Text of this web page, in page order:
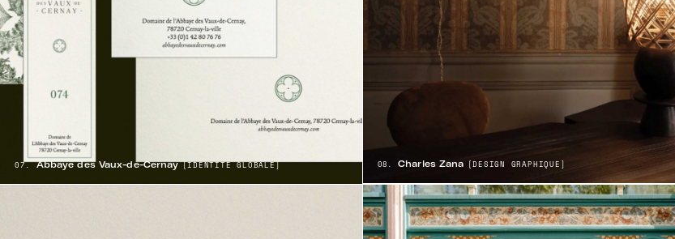
07.Abbaye des Vaux-de-Cernay [IDENTITÉ GLOBALE] 08. Charles Zana [DESIGN GRAPHIQUE]